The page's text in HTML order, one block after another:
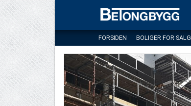
FORSIDEN BOLIGER FOR SALG